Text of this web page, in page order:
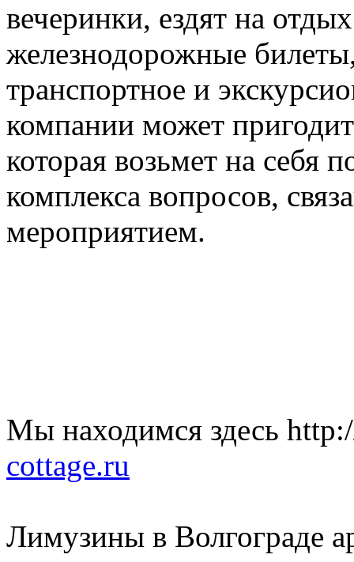
вечеринки, ездят на
железнодорожные
транспортное и
компании может
которая возьмет на себя
комплекса вопросов,
мероприятием.
Мы находимся здесь
cottage.ru
Лимузины в Волгограде